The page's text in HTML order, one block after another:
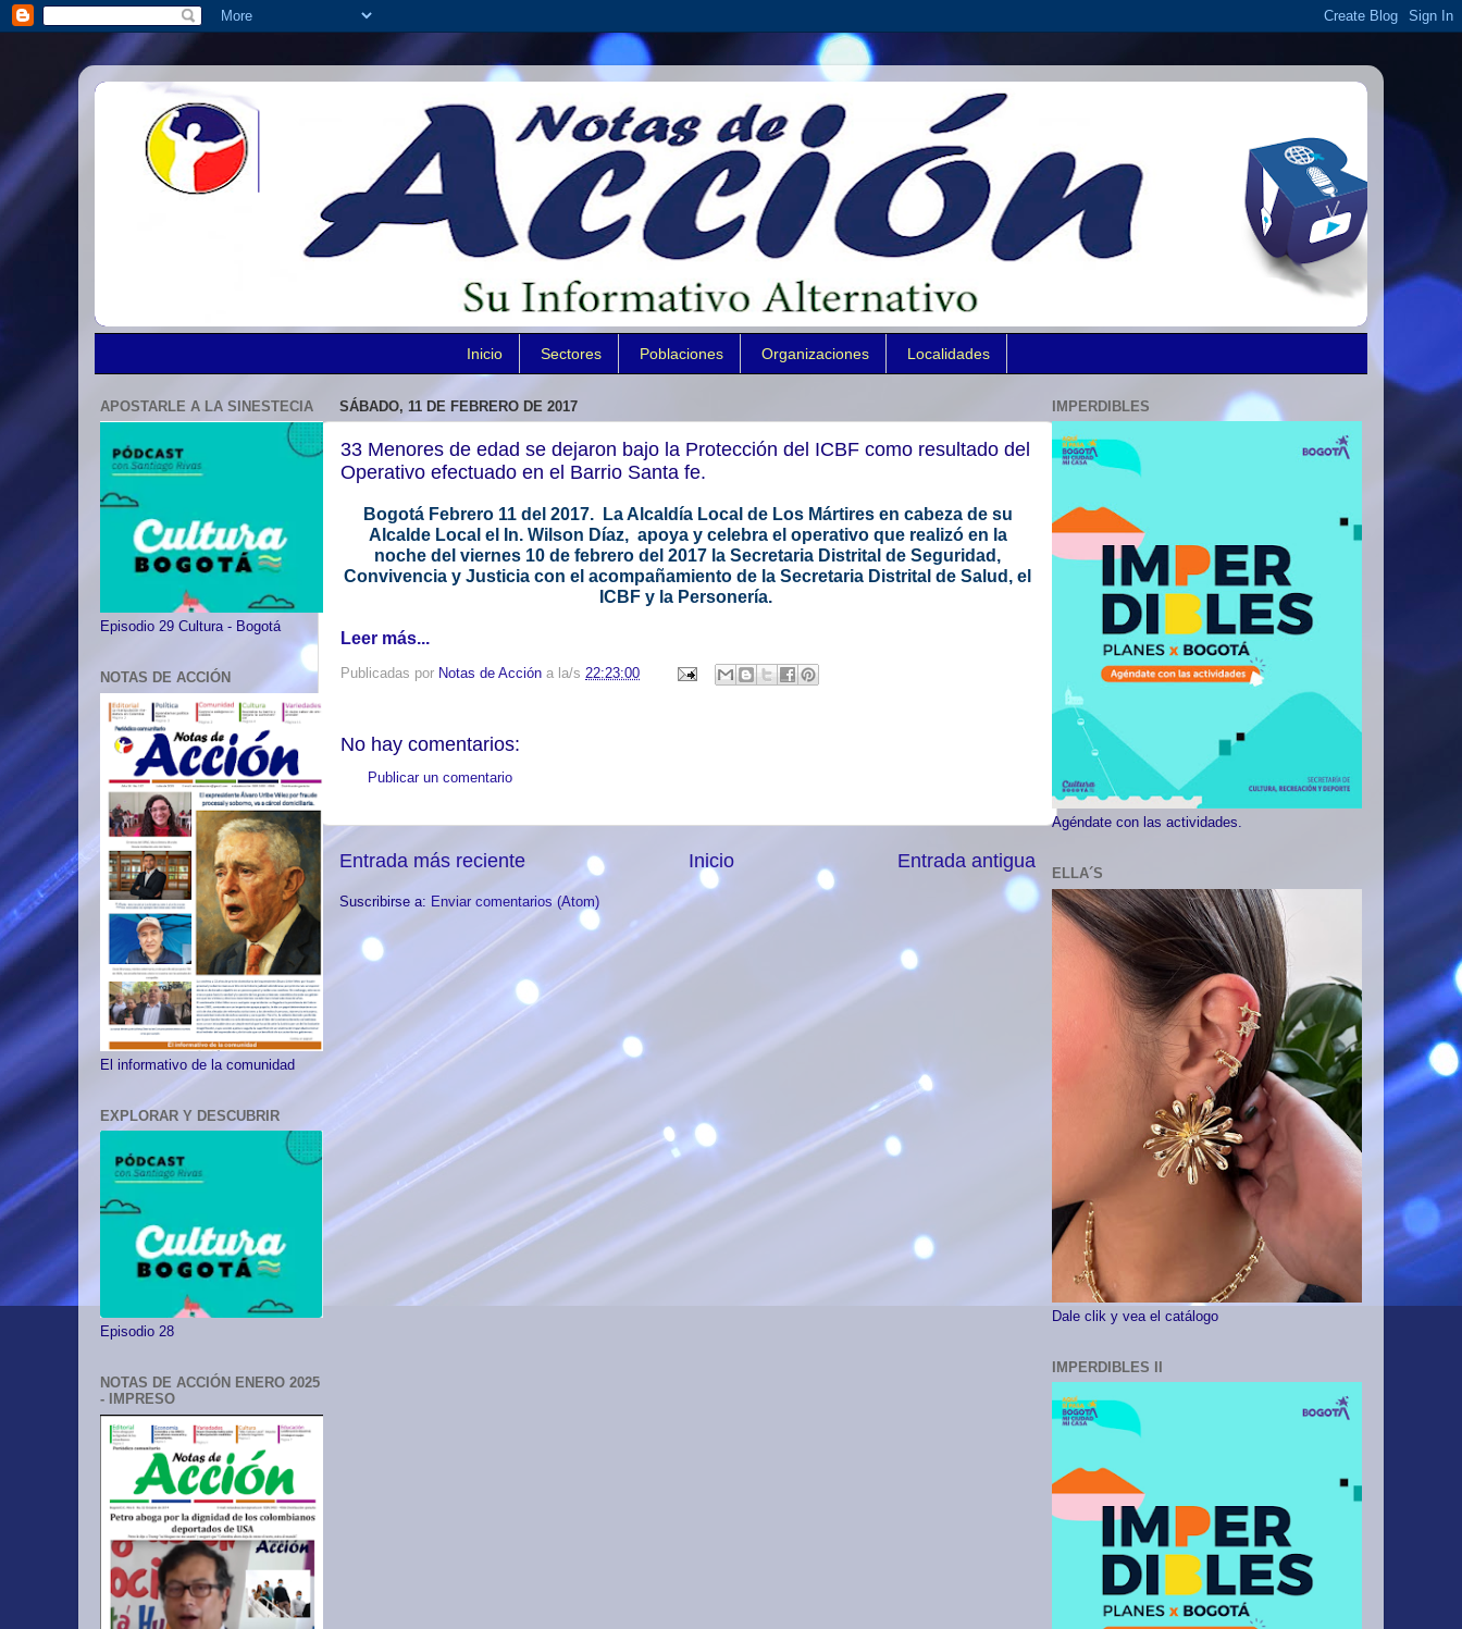
Inicio Sectores Poblaciones Organizaciones Localidades
SÁBADO, 11 DE FEBRERO DE 2017
33 Menores de edad se dejaron bajo la Protección del ICBF como resultado del
Operativo efectuado en el Barrio Santa fe.
Bogotá Febrero 11 del 2017. La Alcaldía Local de Los Mártires en cabeza de su
Alcalde Local el In. Wilson Díaz, apoya y celebra el operativo que realizó en la
noche del viernes 10 de febrero del 2017 la Secretaria Distrital de Seguridad,
Convivencia y Justicia con el acompañamiento de la Secretaria Distrital de Salud, el
ICBF y la Personería.
Leer más...
Publicadas por Notas de Acción a la/s 22:23:00
No hay comentarios:
Publicar un comentario
Entrada más reciente Entrada antigua
Inicio
Suscribirse a: Enviar comentarios (Atom)
APOSTARLE A LA SINESTECIA
Episodio 29 Cultura - Bogotá
NOTAS DE ACCIÓN
El informativo de la comunidad
EXPLORAR Y DESCUBRIR
Episodio 28
NOTAS DE ACCIÓN ENERO 2025
- IMPRESO
IMPERDIBLES
Agéndate con las actividades.
ELLA´S
Dale clik y vea el catálogo
IMPERDIBLES II